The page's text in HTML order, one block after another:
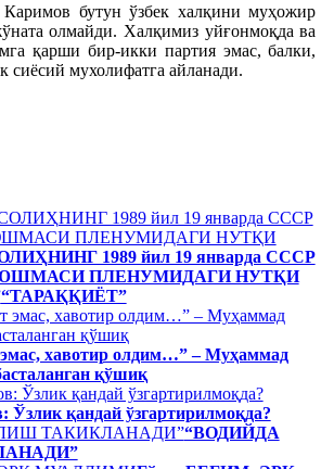
Каримов бутун ўзбек халқини муҳожир
олмайди. Халқимиз уйғонмоқда ва
қарши бир-икки партия эмас, балки,
сиёсий мухолифатга айланади.
1989 йил 19 январда СССР
ПЛЕНУМИДАГИ НУТҚИ
“ТАРАҚҚИЁТ”
хавотир олдим…” – Муҳаммад
қўшиқ
Ўзлик қандай ўзгартирилмоқда?
“ВОДИЙДА